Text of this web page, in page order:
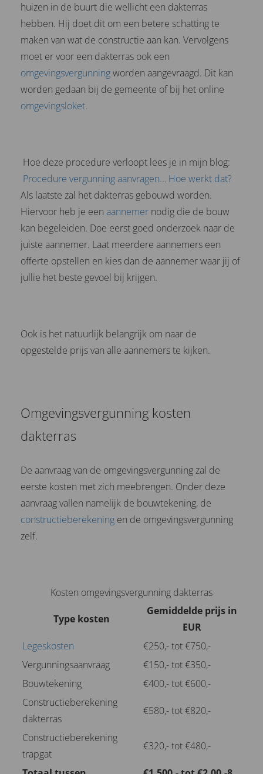
huizen in de buurt die wellicht een dakterras
hebben. Hij doet dit om een betere schatting te
maken van wat de constructie aan kan. Vervolgens
moet er voor een dakterras ook een
omgevingsvergunningworden aangevraagd. Dit kan
worden gedaan bij de gemeente of bij het online
omgevingsloket.
Hoe deze procedure verloopt lees je in mijn blog:
Procedure vergunning aanvragen… Hoe werkt dat?
Als laatste zal het dakterras gebouwd worden.
Hiervoor heb je een aannemer nodig die de bouw
kan begeleiden. Doe eerst goed onderzoek naar de
juiste aannemer. Laat meerdere aannemers een
offerte opstellen en kies dan de aannemer waar jij of
jullie het beste gevoel bij krijgen.
Ook is het natuurlijk belangrijk om naar de
opgestelde prijs van alle aannemers te kijken.
Omgevingsvergunning kosten
dakterras
De aanvraag van de omgevingsvergunning zal de
eerste kosten met zich meebrengen. Onder deze
aanvraag vallen namelijk de bouwtekening, de
constructieberekening en de omgevingsvergunning
zelf.
Type kosten
Gemiddelde prijs in
EUR
Kosten omgevingsvergunning dakterras
Legeskosten
€250,- tot €750,-
Vergunningsaanvraag
€150,- tot €350,-
Bouwtekening
€400,- tot €600,-
Constructieberekening
dakterras
€580,- tot €820,-
Constructieberekening
trapgat
€320,- tot €480,-